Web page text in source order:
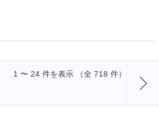
1 〜 24 件を表示 （全 718 件）